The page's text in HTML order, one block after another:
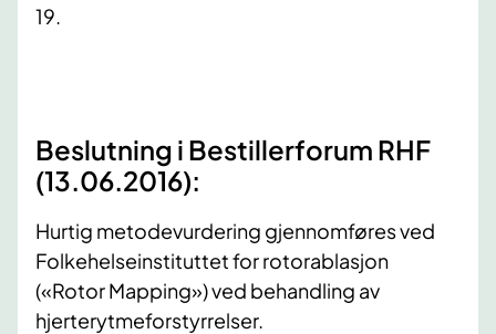
19.
Beslutning i Bestillerforum RHF
(13.06.2016):
Hurtig metodevurdering gjennomføres ved
Folkehelseinstituttet for rotorablasjon
(«Rotor Mapping») ved behandling av
hjerterytmeforstyrrelser.